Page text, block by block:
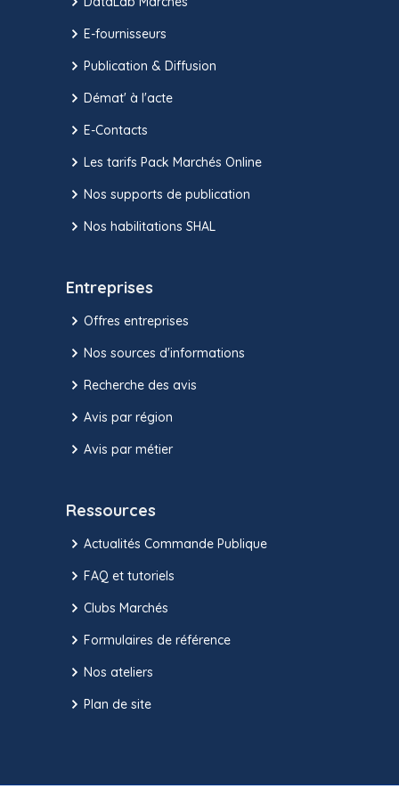
E-fournisseurs
Publication & Diffusion
Démat' à l'acte
E-Contacts
Les tarifs Pack Marchés Online
Nos supports de publication
Nos habilitations SHAL
Entreprises
Offres entreprises
Nos sources d'informations
Recherche des avis
Avis par région
Avis par métier
Ressources
Actualités Commande Publique
FAQ et tutoriels
Clubs Marchés
Formulaires de référence
Nos ateliers
Plan de site